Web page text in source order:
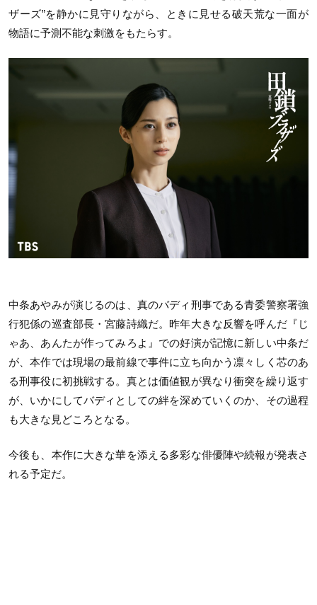
ザーズ”を静かに見守りながら、ときに見せる破天荒な一面が
物語に予測不能な刺激をもたらす。
中条あやみが演じるのは、真のバディ刑事である青委警察署強
行犯係の巡査部長・宮藤詩織だ。昨年大きな反響を呼んだ『じ
ゃあ、あんたが作ってみろよ』での好演が記憶に新しい中条だ
が、本作では現場の最前線で事件に立ち向かう凛々しく芯のあ
る刑事役に初挑戦する。真とは価値観が異なり衝突を繰り返す
が、いかにしてバディとしての絆を深めていくのか、その過程
も大きな見どころとなる。
今後も、本作に大きな華を添える多彩な俳優陣や続報が発表さ
れる予定だ。